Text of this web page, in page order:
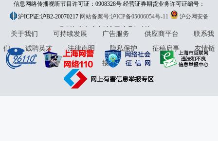
信息网络传播视听节目许可证：0908328号 经营证券期货业务许可证编号：
913101046312860336 违法和不良信息举报:021-61278686 举报邮箱：
jubao@eastmoney.com
沪ICP证:沪B2-20070217 网站备案号:沪ICP备05006054号-11
沪公网安备
31010402000120号版权所有:东方财富网意见与建议:4000300059/952500
关于我们 可持续发展 广告服务 供应商平台
联系我
们
诚聘英才 法律声明 隐私保护 征稿启事
友情链
接